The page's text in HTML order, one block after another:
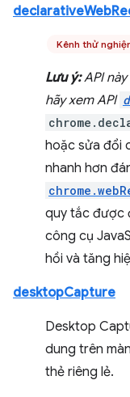
Kênh thử
Lưu ý:API
hãy xem API
hoặc sửa đổi
nhanh hơn
quy tắc được
công cụ
hồi và tăng
desktopCapture
Desktop
dung trên
thẻ riêng lẻ.